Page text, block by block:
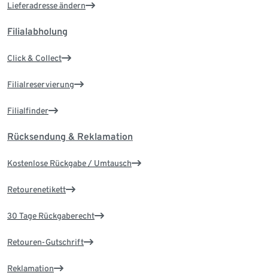
Lieferadresse ändern
Filialabholung
Click & Collect
Filialreservierung
Filialfinder
Rücksendung & Reklamation
Kostenlose Rückgabe / Umtausch
Retourenetikett
30 Tage Rückgaberecht
Retouren-Gutschrift
Reklamation